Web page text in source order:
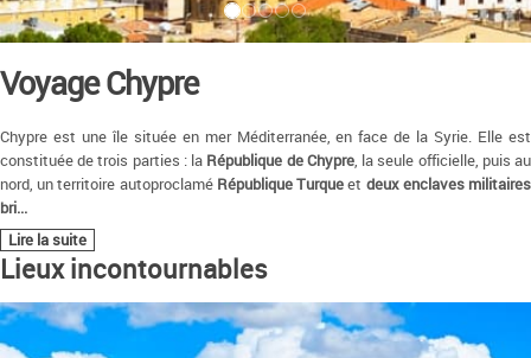
Voyage Chypre
Chypre est une île située en mer Méditerranée, en face de la Syrie. Elle est
constituée de trois parties : la République de Chypre, la seule officielle, puis au
nord, un territoire autoproclaméRépublique Turqueet deux enclaves militaires
bri...
Lire la suite
Lieux incontournables